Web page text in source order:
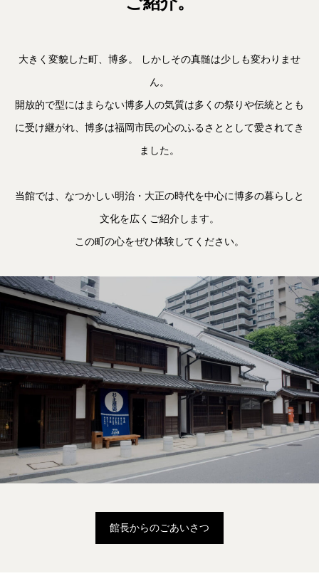
大きく変貌した町、博多。 しかしその真髄は少しも変わりませ
ん。
開放的で型にはまらない博多人の気質は多くの祭りや伝統ととも
に受け継がれ、博多は福岡市民の心のふるさととして愛されてき
ました。
当館では、なつかしい明治・大正の時代を中心に博多の暮らしと
文化を広くご紹介します。
この町の心をぜひ体験してください。
館長からのごあいさつ